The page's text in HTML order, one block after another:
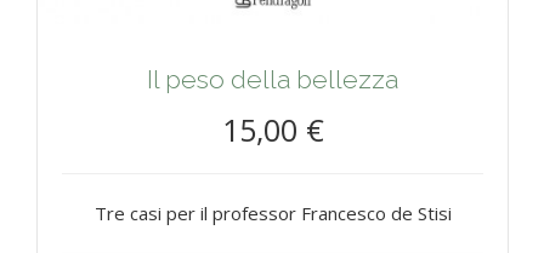
Il peso della bellezza
15,00 €
Tre casi per il professor Francesco de Stisi